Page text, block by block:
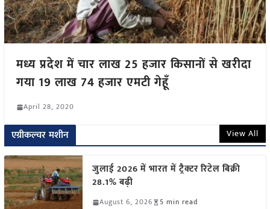
मध्य प्रदेश में चार लाख 25 हजार किसानों से खरीदा
गया 19 लाख 74 हजार एमटी गेहूँ
April 28, 2020
एग्रीकल्चर मशीन View All
जुलाई 2026 में भारत में ट्रैक्टर रिटेल बिक्री
28.1% बढ़ी
August 6, 2026 5 min read